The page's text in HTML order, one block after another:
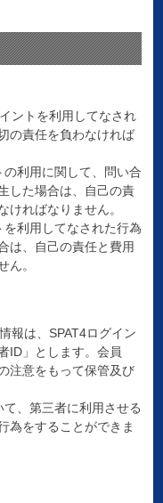
ントを利用してなされ
の責任を負わなければ
利用に関して、問い合
した場合は、自己の責
ければなりません。
利用してなされた行為
は、自己の責任と費用
ん。
報は、SPAT4ログイン
ID」とします。会員
注意をもって保管及び
、第三者に利用させる
為をすることができま